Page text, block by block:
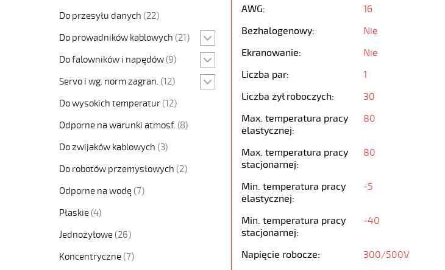
Do przesyłu danych (22)
Do prowadników kablowych (21)
Do falowników i napędów (9)
Servo i wg. norm zagran. (12)
Do wysokich temperatur (12)
Odporne na warunki atmosf. (8)
Do zwijaków kablowych (3)
Do robotów przemysłowych (2)
Odporne na wodę (7)
Płaskie (4)
Jednożyłowe (26)
Koncentryczne (7)
AWG:
16
Bezhalogenowy:
Nie
Ekranowanie:
Nie
Liczba par:
1
Liczba żył roboczych:
30
Max. temperatura pracy
elastycznej:
80
Max. temperatura pracy
stacjonarnej:
80
Min. temperatura pracy
elastycznej:
-5
Min. temperatura pracy
stacjonarnej:
-40
Napięcie robocze:
300/500V